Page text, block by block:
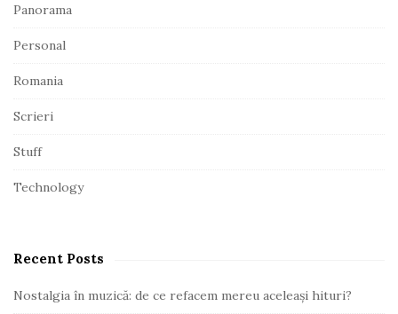
Panorama
Personal
Romania
Scrieri
Stuff
Technology
Recent Posts
Nostalgia în muzică: de ce refacem mereu aceleași hituri?